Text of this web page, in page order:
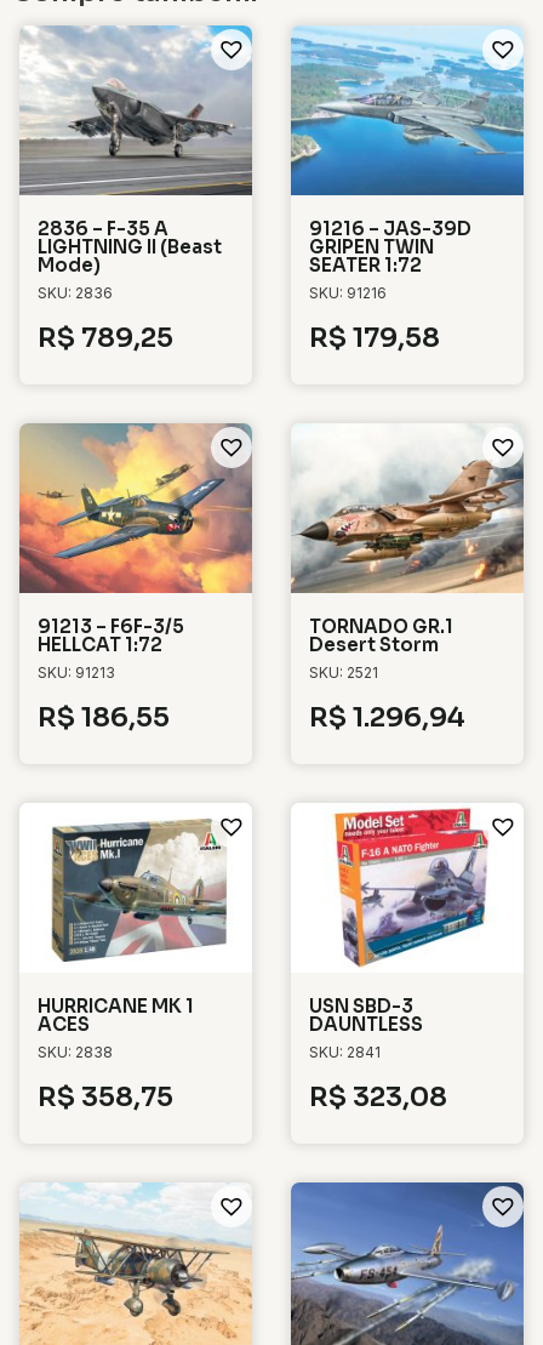
2836 – F-35 A
LIGHTNING II (Beast
Mode)
SKU: 2836
R$ 789,25
91216 – JAS-39D
GRIPEN TWIN
SEATER 1:72
SKU: 91216
R$ 179,58
91213 – F6F-3/5
HELLCAT 1:72
SKU: 91213
R$ 186,55
TORNADO GR.1
Desert Storm
SKU: 2521
R$ 1.296,94
HURRICANE MK 1
ACES
SKU: 2838
R$ 358,75
USN SBD-3
DAUNTLESS
SKU: 2841
R$ 323,08